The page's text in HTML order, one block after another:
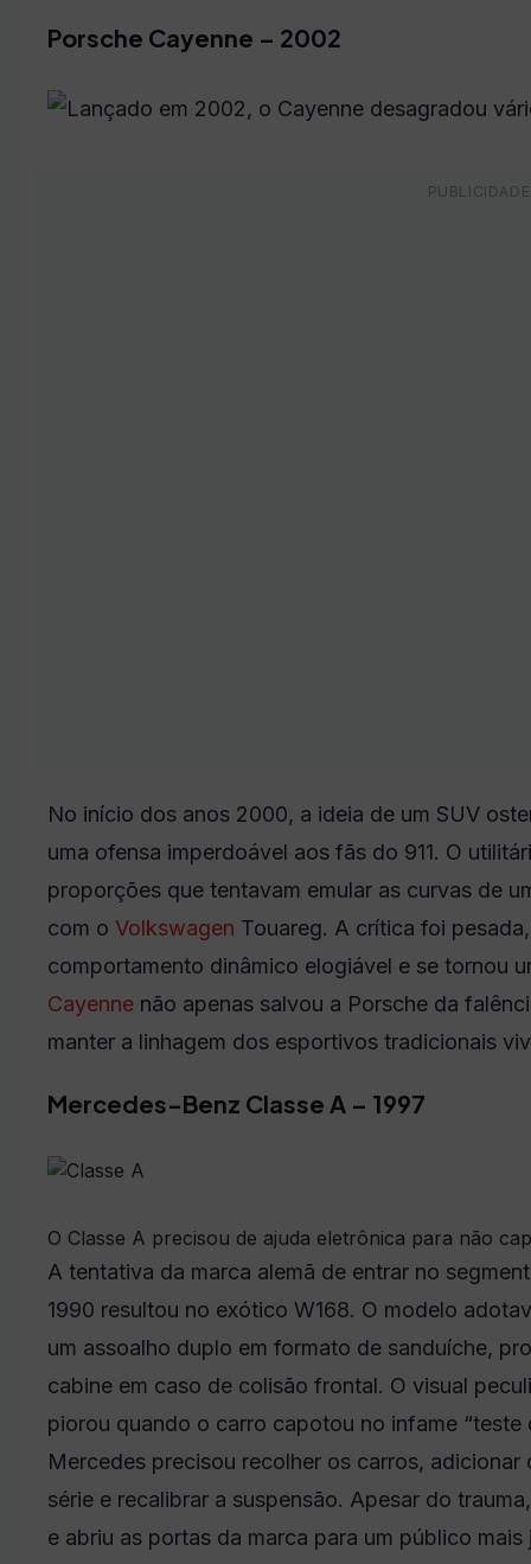
Porsche Cayenne – 2002
No início dos anos 2000, a ideia de um SUV
uma ofensa imperdoável aos fãs do 911. O
proporções que tentavam emular as curvas de
com o Volkswagen Touareg. A crítica foi
comportamento dinâmico elogiável e se tornou
Cayenne não apenas salvou a Porsche da
manter a linhagem dos esportivos tradicionais
Mercedes-Benz Classe A – 1997
O Classe A precisou de ajuda eletrônica para não
A tentativa da marca alemã de entrar no
1990 resultou no exótico W168. O modelo
um assoalho duplo em formato de sanduíche,
cabine em caso de colisão frontal. O visual
piorou quando o carro capotou no infame
Mercedes precisou recolher os carros,
série e recalibrar a suspensão. Apesar do
e abriu as portas da marca para um público mais